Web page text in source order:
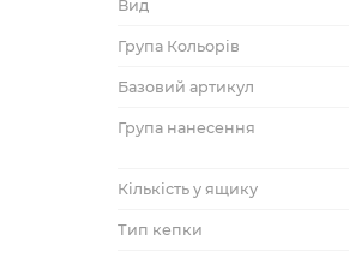
Вид
Група Кольорів
Базовий артикул
Група нанесення
Кількість у ящику
Тип кепки